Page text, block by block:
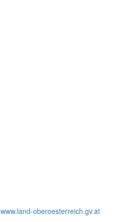
www.land-oberoesterreich.gv.at